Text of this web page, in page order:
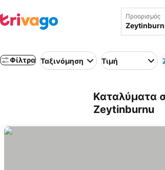
Προορισμός
Φίλτρα Ταξινόμηση Τιμή
Καταλύματα
Zeytinburnu